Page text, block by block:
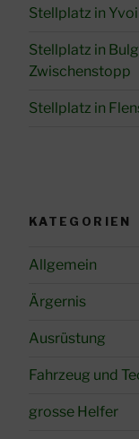
Stellplatz in
Stellplatz in
Zwischenstopp
Stellplatz in
KATEGORIEN
Allgemein
Ärgernis
Ausrüstung
Fahrzeug und
grosse Helfer